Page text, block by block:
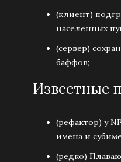
(клиент)
населенных
(сервер)
баффов;
Известные
(рефактор) у
имена и
(редко)